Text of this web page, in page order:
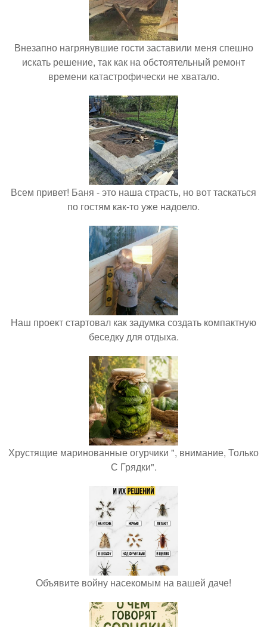
Внезапно нагрянувшие гости заставили меня спешно
искать решение, так как на обстоятельный ремонт
времени катастрофически не хватало.
Всем привет! Баня - это наша страсть, но вот таскаться
по гостям как-то уже надоело.
Наш проект стартовал как задумка создать компактную
беседку для отдыха.
Хрустящие маринованные огурчики ", внимание, Только
С Грядки".
Объявите войну насекомым на вашей даче!